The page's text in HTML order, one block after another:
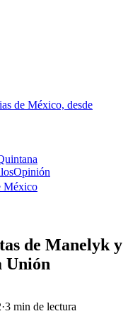
de México, desde
Opinión
México
de Manelyk y
Unión
·3 min de lectura